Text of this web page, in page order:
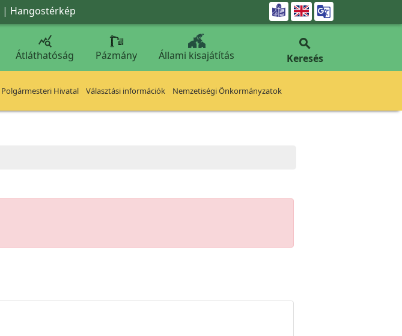
| Hangostérkép 

Átláthatóság Pázmány Állami kisajátítás

Keresés
Polgármesteri Hivatal Választási információk Nemzetiségi Önkormányzatok